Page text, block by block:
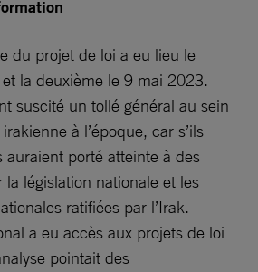
du projet de loi a eu lieu le
la deuxième le 9 mai 2023.
suscité un tollé général au sein
à l’époque, car s’ils
auraient porté atteinte à des
la législation nationale et les
ratifiées par l’Irak.
a eu accès aux projets de loi
pointait des